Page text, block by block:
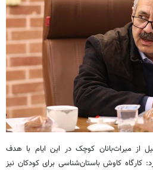
از میراث‌بانان کوچک در این ایام با هدف
کارگاه کاوش باستان‌شناسی برای کودکان نیز